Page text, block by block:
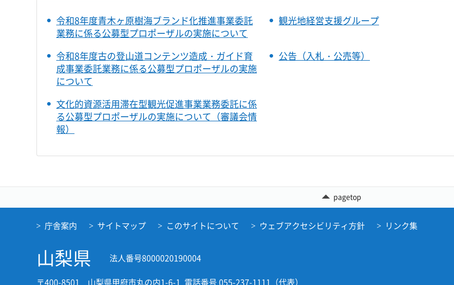
令和8年度青木ヶ原樹海ブランド化推進事業委託
業務に係る公募型プロポーザルの実施について
観光地経営支援グループ
令和8年度古の登山道コンテンツ造成・ガイド育
成事業委託業務に係る公募型プロポーザルの実施
について
公告（入札・公売等）
文化的資源活用滞在型観光促進事業業務委託に係
る公募型プロポーザルの実施について（審議会情
報）
pagetop
庁舎案内 サイトマップ このサイトについて ウェブアクセシビリティ方針 リンク集
山梨県
法人番号8000020190004
〒400-8501 山梨県甲府市丸の内1-6-1 電話番号 055-237-1111（代表）